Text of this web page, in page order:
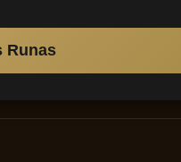
Runas